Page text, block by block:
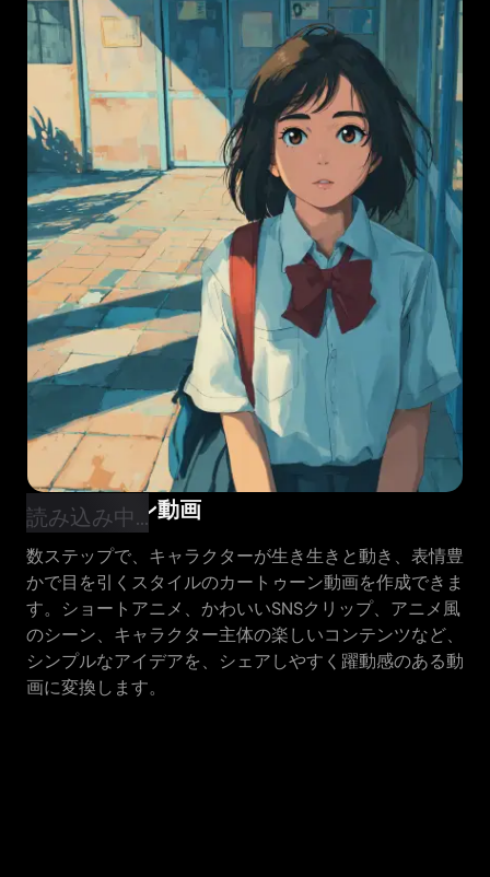
読み込み中...
カートゥーン動画
数ステップで、キャラクターが生き生きと動き、表情豊
かで目を引くスタイルのカートゥーン動画を作成できま
す。ショートアニメ、かわいいSNSクリップ、アニメ風
のシーン、キャラクター主体の楽しいコンテンツなど、
シンプルなアイデアを、シェアしやすく躍動感のある動
画に変換します。